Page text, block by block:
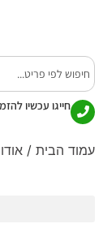
חייגו עכשיו
עמוד הבית /